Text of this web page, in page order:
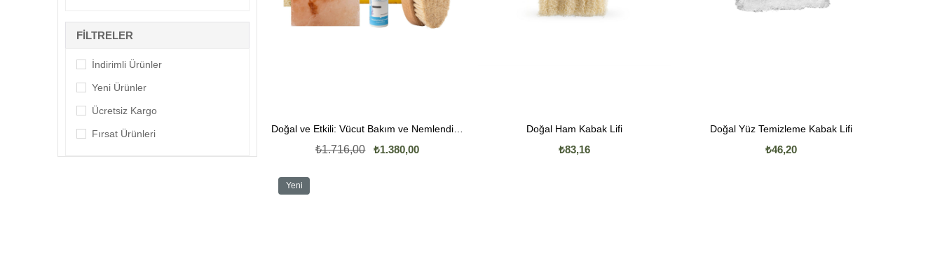
FILTRELER
İndirimli Ürünler
Yeni Ürünler
Ücretsiz Kargo
Fırsat Ürünleri Doğal ve Etkili: Vücut Bakım ve Nemlendirici Set
₺1.380,00
₺1.716,00
Doğal Ham Kabak Lifi
₺83,16
Doğal Yüz Temizleme Kabak Lifi
₺46,20
Yeni